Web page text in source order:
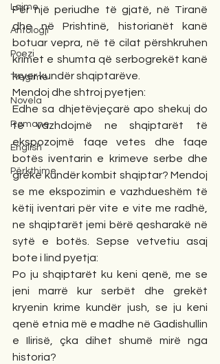
Lajme
Antologji
Poezi
Tregime
Novela
Romane
English
Përkthime
Për një periudhe të gjatë, në Tiranë
dhe në Prishtinë, historianët kanë
botuar vepra, në të cilat përshkruhen
krimet e shumta që serbogrekët kanë
kryer kundër shqiptarëve.
Mendoj dhe shtroj pyetjen:
Edhe sa dhjetëvjeçarë apo shekuj do
të vazhdojmë ne shqiptarët të
ekspozojmë faqe vetes dhe faqe
botës iventarin e krimeve serbe dhe
greke kundër kombit shqiptar? Mendoj
se me ekspozimin e vazhdueshëm të
këtij iventari për vite e vite me radhë,
ne shqiptarët jemi bërë qesharakë në
sytë e botës. Sepse vetvetiu asaj
bote i lind pyetja:
Po ju shqiptarët ku keni qenë, me se
jeni marrë kur serbët dhe grekët
kryenin krime kundër jush, se ju keni
qenë etnia më e madhe në Gadishullin
e Ilirisë, çka dihet shumë mirë nga
historia?